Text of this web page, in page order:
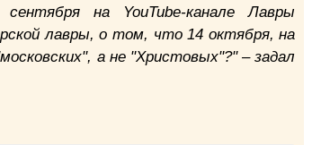
на YouTube-канале Лавры
лавры, о том, что 14 октября, на
а не "Христовых"?" – задал